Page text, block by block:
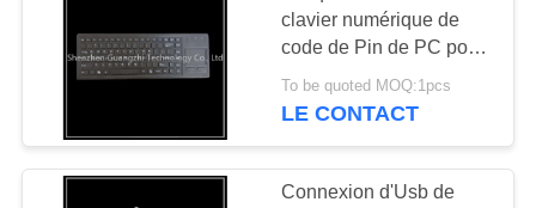
clavier numérique de
code de Pin de PC pour
l'équipement d'enquête
de l'information publique
To be quoted MOQ:1pcs
LE CONTACT
Connexion d'Usb de